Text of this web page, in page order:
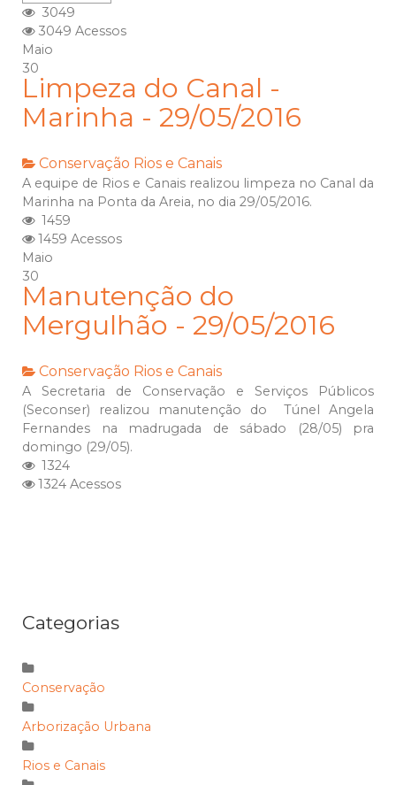
3049
3049 Acessos
Maio
30
Limpeza do Canal -
Marinha - 29/05/2016
Conservação Rios e Canais
A equipe de Rios e Canais realizou limpeza no Canal da
Marinha na Ponta da Areia, no dia 29/05/2016.
1459
1459 Acessos
Maio
30
Manutenção do
Mergulhão - 29/05/2016
Conservação Rios e Canais
A Secretaria de Conservação e Serviços Públicos
(Seconser) realizou manutenção do Túnel Angela
Fernandes na madrugada de sábado (28/05) pra
domingo (29/05).
1324
1324 Acessos
Categorias
Conservação
Arborização Urbana
Rios e Canais